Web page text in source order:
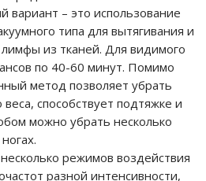
вариант – это использование
типа для вытягивания и
из тканей. Для видимого
по 40-60 минут. Помимо
метод позволяет убрать
способствует подтяжке и
можно убрать несколько
режимов воздействия
разной интенсивности,